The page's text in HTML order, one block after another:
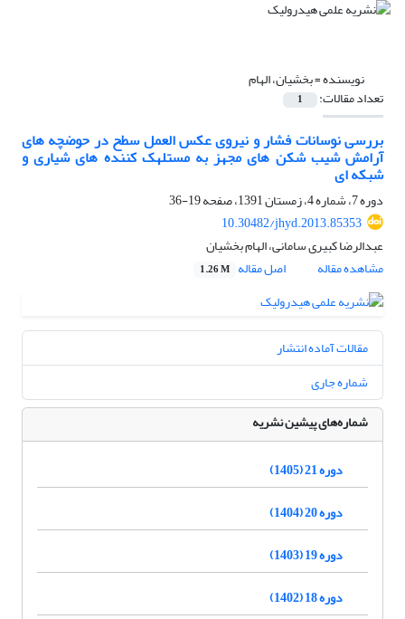
نویسنده =بخشیان، الهام
تعداد مقالات: 1
بررسی نوسانات فشار و نیروی عکس العمل سطح در حوضچه های
آرامش شیب شکن های مجهز به مستلهک کننده های شیاری و
شبکه ای
دوره 7، شماره 4، زمستان 1391، صفحه
19-36
10.30482/jhyd.2013.85353
عبدالرضا کبیری سامانی، الهام بخشیان
مشاهده مقاله
اصل مقاله 1.26 M
مقالات آماده انتشار
شماره جاری
شماره‌های پیشین نشریه
دوره 21 (1405)
دوره 20 (1404)
دوره 19 (1403)
دوره 18 (1402)